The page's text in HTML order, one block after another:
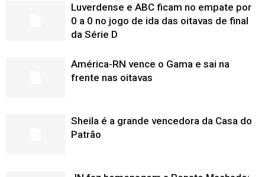
Luverdense e ABC ficam no empate por
0 a 0 no jogo de ida das oitavas de final
da Série D
América-RN vence o Gama e sai na
frente nas oitavas
Sheila é a grande vencedora da Casa do
Patrão